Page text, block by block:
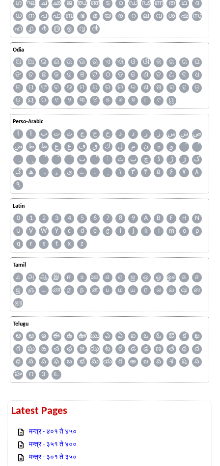
ഗ
ഘ ച ഛ ജ ഝ ഞ ട ഠ ഡ ഢ ണ ത ഥ
ദ
ധ
ന പ ഫ ബ ഭ മ യ ര റ ല വ ശ ഷ
സ
ഹ
൧ ൪ ൫ ൭ ൮ ൯
Odia
ଅ ଆ ଇ ଈ ଉ ଊ ଋ ଏ ଐ ଓ ଔ କ ଖ ଗ
ଘ
ଙ
ଚ ଛ ଜ ଝ ଞ ଟ ଠ ଡ ଢ ଣ ତ ଥ ଦ
ଧ
ନ
ପ ଫ ବ ଭ ମ ଯ ର ଲ ଳ ଶ ଷ ସ ହ
ଡ଼
ଢ଼
ୟ ୦ ୧ ୨ ୩ ୪ ୫ ୬ ୭ ୮ ୯ ୱ
Perso-Arabic
آ ا ب ت ث ج ح خ د ذ ر ز س ش ص
ض
ط ظ ع غ ف ق ك ل م ن ه
و
ٮ
ٲ ٹ پ چ ڈ ڑ ژ
ک
گ
ھ ہ ۄ ی ے ۔ ۱ ۳ ۴ ۵ ۶ ۷
۸
۹
Latin
0 1 2 3 4 5 6 7 8 9 A B F H
N
U
V W Y c d e g i j k l m o
p
q
r s t x z
Tamil
ஃ அ ஆ இ ஈ உ ஊ எ ஏ ஐ ஒ ஓ ஔ க
ச
ஜ
ஞ ட ண த ந ன ப ம ய ர ல வ ஷ
ஸ
ஹ
Telugu
అ ఆ ఇ ఈ ఉ ఊ ఋ ఎ ఏ ఐ ఒ ఓ ఔ క
ఖ
గ
ఘ ఙ చ ఛ జ ఝ ట ఠ డ ఢ ణ త థ
ద
ధ
న ప ఫ బ భ మ య ర ఱ ల వ శ ష
స
హ
౧ ౩ ౬
Latest Pages
मन्त्र - ४०१ ते ४५०
मन्त्र - ३५१ ते ४००
मन्त्र - ३०१ ते ३५०